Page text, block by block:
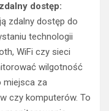
dostęp:
zdalny dostęp do
technologii
WiFi czy sieci
wilgotność
miejsca za
czy komputerów. To